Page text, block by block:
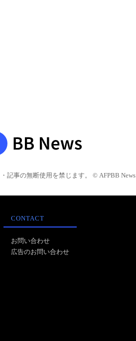
記事の無断使用を禁じます。 © AFPBB News
CONTACT
お問い合わせ
広告のお問い合わせ